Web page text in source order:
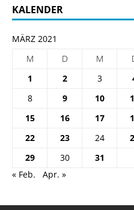
KALENDER
MÄRZ 2021
M
D M
1
2 3
8
9 10
15
16 17
22
23 24
29
30
31
« Feb.
Apr. »